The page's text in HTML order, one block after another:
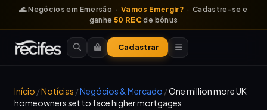
🌊 Negócios em Emersão · Vamos Emergir? · Cadastre-se e
ganhe50 RECde bônus
Cadastrar
Início /Notícias /Negócios & Mercado /One million more UK
homeowners set to face higher mortgages